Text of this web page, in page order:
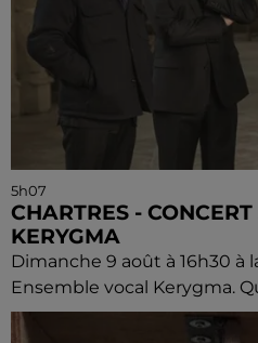
5h07
CHARTRES -
KERYGMA
Dimanche 9 août à 16h30 à
Ensemble vocal Kerygma.